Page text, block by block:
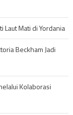
Laut Mati di Yordania
Beckham Jadi
Kolaborasi